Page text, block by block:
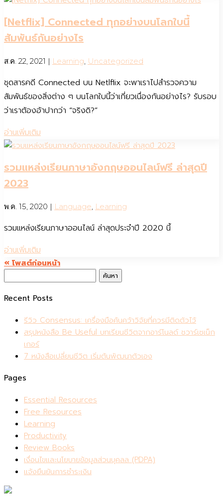
[Netflix] Connected ทุกอย่างบนโลกใบนี้
สัมพันธ์กันอย่างไร
ส.ค. 22, 2021 | Learning Uncategorized
ชุดสารคดี Connected บน Netlflix จะพาเราไปสำรวจความ
สัมพันธ์ของสิ่งต่าง ๆ บนโลกใบนี้ว่าเกี่ยวเนื่องกันอย่างไร? รับรอบ
ว่าเราต้องอ้าปากว่า “จริงดิ?”
อ่านเพิ่มเติม
รวมแหล่งเรียนภาษาอังกฤษออนไลน์ฟรี ล่าสุดปี
2023
พ.ค. 15, 2020 | Language, Learning
รวมแหล่งเรียนภาษาออนไลน์ ล่าสุดประจำปี 2020 นี้
อ่านเพิ่มเติม
« โพสต์ก่อนหน้า
Recent Posts
รีวิว Consensus: เครื่องมือค้นคว้าวิจัยที่ควรมีติดตัวไว้
สรุปหนังสือ Be Useful บทเรียนชีวิตจากอาร์โนลด์ ชวาร์เซเน็ก
เกอร์
7 หนังสือเปลี่ยนชีวิต เริ่มต้นพัฒนาตัวเอง
Pages
Essential Resources
Free Resources
Learning
Productivity
Review Books
เงื่อนไขและนโยบายข้อมูลส่วนบุคลล (PDPA)
แจ้งยืนยันการชำระเงิน